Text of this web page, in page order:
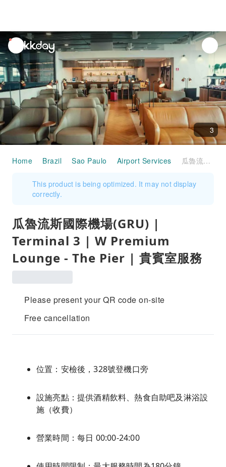
unread
notifications
3
Home Brazil Sao Paulo Airport Services 瓜魯流斯國際機場(GRU) | Terminal 3 | W Premium Lounge - The Pier | 貴賓室服務
This product is being optimized. It may not display
correctly.
瓜魯流斯國際機場(GRU) |
Terminal 3 | W Premium
Lounge - The Pier | 貴賓室服務
Please present your QR code on-site
Free cancellation
位置：安檢後，328號登機口旁
設施亮點：提供酒精飲料、熱食自助吧及淋浴設
施（收費）
營業時間：每日 00:00-24:00